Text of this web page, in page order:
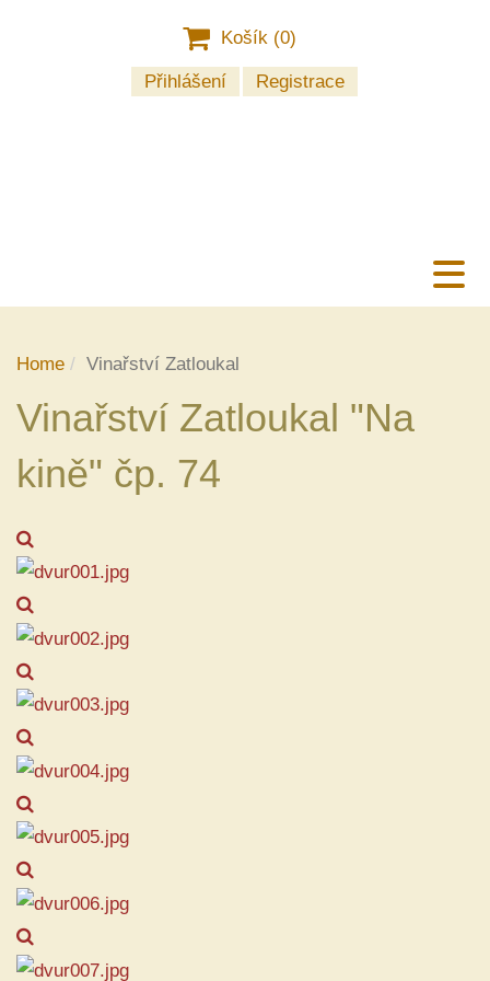
Košík (0)
Přihlášení Registrace
Home Vinařství Zatloukal
Vinařství Zatloukal "Na
kině" čp. 74